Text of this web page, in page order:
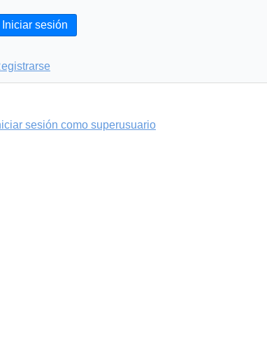
Iniciar sesión
sesión como superusuario